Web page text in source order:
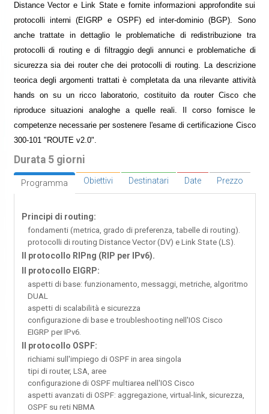
Distance Vector e Link State e fornite informazioni approfondite sui
protocolli interni (EIGRP e OSPF) ed inter-dominio (BGP). Sono
anche trattate in dettaglio le problematiche di redistribuzione tra
protocolli di routing e di filtraggio degli annunci e problematiche di
sicurezza sia dei router che dei protocolli di routing. La descrizione
teorica degli argomenti trattati è completata da una rilevante attività
hands on su un ricco laboratorio, costituito da router Cisco che
riproduce situazioni analoghe a quelle reali. Il corso fornisce le
competenze necessarie per sostenere l'esame di certificazione Cisco
300-101 "ROUTE v2.0".
Durata 5 giorni
Programma Obiettivi Destinatari Date Prezzo
Principi di routing:
fondamenti (metrica, grado di preferenza, tabelle di routing).
protocolli di routing Distance Vector (DV) e Link State (LS).
Il protocollo RIPng (RIP per IPv6).
Il protocollo EIGRP:
aspetti di base: funzionamento, messaggi, metriche, algoritmo
DUAL
aspetti di scalabilità e sicurezza
configurazione di base e troubleshooting nell'IOS Cisco
EIGRP per IPv6.
Il protocollo OSPF:
richiami sull'impiego di OSPF in area singola
tipi di router, LSA, aree
configurazione di OSPF multiarea nell'IOS Cisco
aspetti avanzati di OSPF: aggregazione, virtual-link, sicurezza,
OSPF su reti NBMA